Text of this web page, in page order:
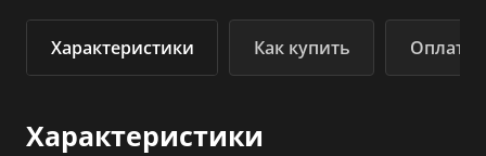
Характеристики Как купить Оплата
Характеристики